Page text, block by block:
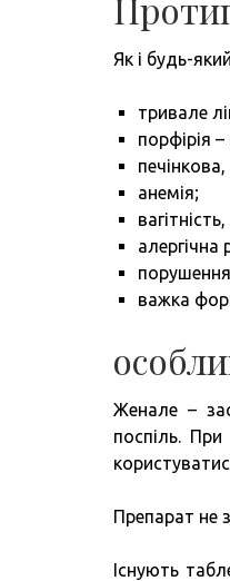
Як і будь-
тривале
порфірія
анемія;
алергічна
важка
Женале –
поспіль.
Препарат не
Існують